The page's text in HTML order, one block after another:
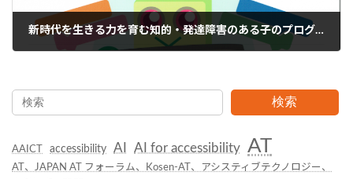
新時代を生きる力を育む知的・発達障害のある子のプログラミング教育実践
検索
AAICT accessibility AI AI for accessibility AT
AT、JAPAN AT フォーラム、Kosen-AT、アシスティブテクノロジー、